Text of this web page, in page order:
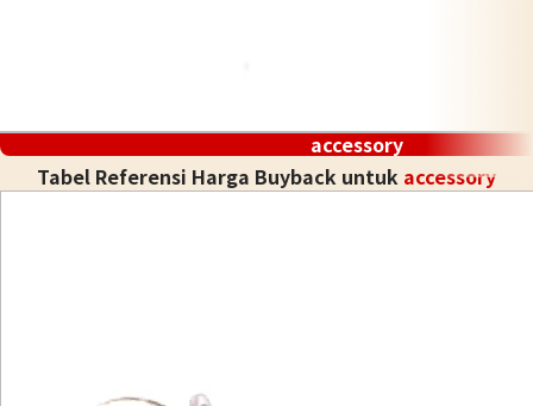
accessory
Tabel Referensi Harga Buyback untuk accessory